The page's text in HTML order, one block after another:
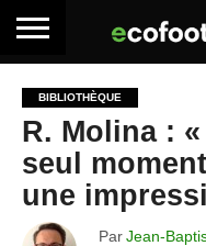
ARTICLES
PREMIUM
ADHÉSION
PREMIUM
SE
CONNECTER
EMPLOI
BOITE
À
OUTILS
BIBLIOTHÈQUE
R. Molina : «
seul
une
Par Jean-